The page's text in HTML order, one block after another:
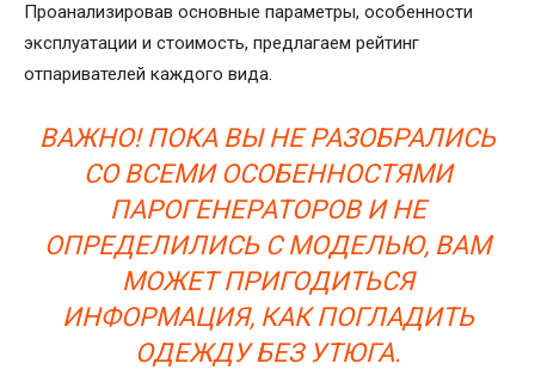
Проанализировав основные параметры, особенности
эксплуатации и стоимость, предлагаем рейтинг
отпаривателей каждого вида.
ВАЖНО! ПОКА ВЫ НЕ РАЗОБРАЛИСЬ
СО ВСЕМИ ОСОБЕННОСТЯМИ
ПАРОГЕНЕРАТОРОВ И НЕ
ОПРЕДЕЛИЛИСЬ С МОДЕЛЬЮ, ВАМ
МОЖЕТ ПРИГОДИТЬСЯ
ИНФОРМАЦИЯ, КАК ПОГЛАДИТЬ
ОДЕЖДУ БЕЗ УТЮГА.